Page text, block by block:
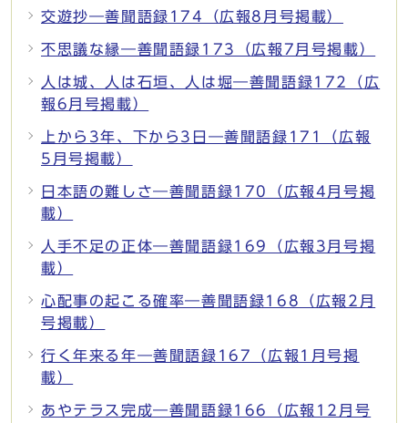
交遊抄―善聞語録174（広報8月号掲載）
不思議な縁―善聞語録173（広報7月号掲載）
人は城、人は石垣、人は堀―善聞語録172（広
報6月号掲載）
上から3年、下から3日―善聞語録171（広報
5月号掲載）
日本語の難しさ―善聞語録170（広報4月号掲
載）
人手不足の正体―善聞語録169（広報3月号掲
載）
心配事の起こる確率―善聞語録168（広報2月
号掲載）
行く年来る年―善聞語録167（広報1月号掲
載）
あやテラス完成―善聞語録166（広報12月号